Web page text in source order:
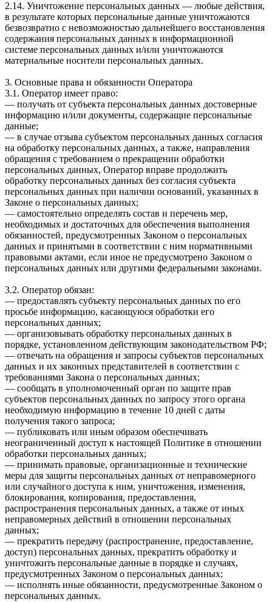
2.14. Уничтожение персональных данных — любые действия,
в результате которых персональные данные уничтожаются
безвозвратно с невозможностью дальнейшего восстановления
содержания персональных данных в информационной
системе персональных данных и/или уничтожаются
материальные носители персональных данных.
3. Основные права и обязанности Оператора
3.1. Оператор имеет право:
— получать от субъекта персональных данных достоверные
информацию и/или документы, содержащие персональные
данные;
— в случае отзыва субъектом персональных данных согласия
на обработку персональных данных, а также, направления
обращения с требованием о прекращении обработки
персональных данных, Оператор вправе продолжить
обработку персональных данных без согласия субъекта
персональных данных при наличии оснований, указанных в
Законе о персональных данных;
— самостоятельно определять состав и перечень мер,
необходимых и достаточных для обеспечения выполнения
обязанностей, предусмотренных Законом о персональных
данных и принятыми в соответствии с ним нормативными
правовыми актами, если иное не предусмотрено Законом о
персональных данных или другими федеральными законами.
3.2. Оператор обязан:
— предоставлять субъекту персональных данных по его
просьбе информацию, касающуюся обработки его
персональных данных;
— организовывать обработку персональных данных в
порядке, установленном действующим законодательством РФ;
— отвечать на обращения и запросы субъектов персональных
данных и их законных представителей в соответствии с
требованиями Закона о персональных данных;
— сообщать в уполномоченный орган по защите прав
субъектов персональных данных по запросу этого органа
необходимую информацию в течение 10 дней с даты
получения такого запроса;
— публиковать или иным образом обеспечивать
неограниченный доступ к настоящей Политике в отношении
обработки персональных данных;
— принимать правовые, организационные и технические
меры для защиты персональных данных от неправомерного
или случайного доступа к ним, уничтожения, изменения,
блокирования, копирования, предоставления,
распространения персональных данных, а также от иных
неправомерных действий в отношении персональных
данных;
— прекратить передачу (распространение, предоставление,
доступ) персональных данных, прекратить обработку и
уничтожить персональные данные в порядке и случаях,
предусмотренных Законом о персональных данных;
— исполнять иные обязанности, предусмотренные Законом о
персональных данных.